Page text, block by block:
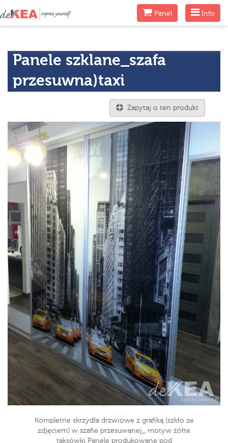
Menu
Info
MenuPanel
Panele szklane_szafa
przesuwna)taxi
Zapytaj o ten produkt
Kompletne skrzydła drzwiowe z grafiką (szkło ze
zdjęciem) w szafie przesuwanej_ motyw żółte
taksówki Panele produkowane pod